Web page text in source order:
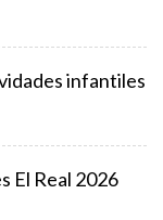
infantiles
El Real 2026